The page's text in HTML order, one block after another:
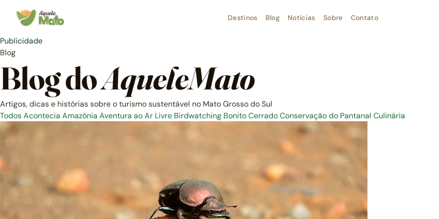
conteúdo
Destinos Blog Notícias Sobre Contato
Publicidade
Blog
Blog doAqueleMato
Artigos, dicas e histórias sobre o turismo sustentável no Mato Grosso do Sul
Todos Acontecia Amazônia Aventura ao Ar Livre Birdwatching BonitoCerradoConservação do Pantanal Culinária